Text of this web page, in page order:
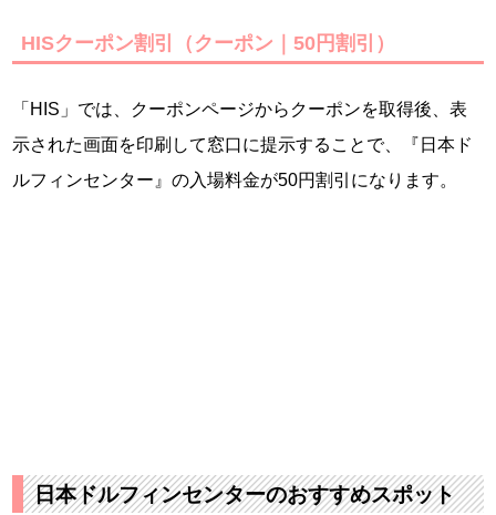
HISクーポン割引（クーポン｜50円割引）
「HIS」では、クーポンページからクーポンを取得後、表
示された画面を印刷して窓口に提示することで、『日本ド
ルフィンセンター』の入場料金が50円割引になります。
日本ドルフィンセンターのおすすめスポット